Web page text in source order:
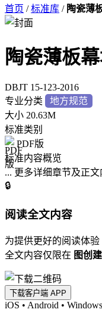
首页 / 标准库 / 陶瓷薄
陶瓷薄板
DBJT 15-123-2016
专业分类
地方规范
大小 20.63M
标准类别
PDF版
标准内容概览
... 更多详细章节及正
🔒
阅读全文内容
为提供更好的阅读体验
全文内容仅限在 图创
下载客户端 APP
iOS • Android • Windows